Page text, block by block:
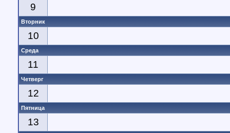
9
Вторник
10
Среда
11
Четверг
12
Пятница
13